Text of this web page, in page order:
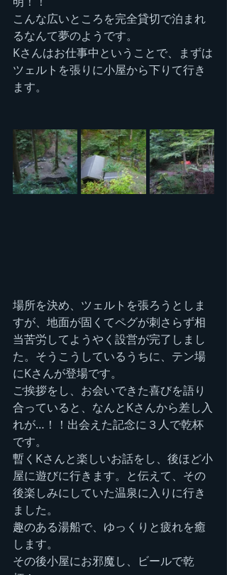
こんな広いところを完全貸切で泊まれ
るなんて夢のようです。
Kさんはお仕事中ということで、まずは
ツェルトを張りに小屋から下りて行き
ます。
場所を決め、ツェルトを張ろうとしま
すが、地面が固くてペグが刺さらず相
当苦労してようやく設営が完了しまし
た。そうこうしているうちに、テン場
にKさんが登場です。
ご挨拶をし、お会いできた喜びを語り
合っていると、なんとKさんから差し入
れが…！！出会えた記念に３人で乾杯
です。
暫くKさんと楽しいお話をし、後ほど小
屋に遊びに行きます。と伝えて、その
後楽しみにしていた温泉に入りに行き
ました。
趣のある湯船で、ゆっくりと疲れを癒
します。
その後小屋にお邪魔し、ビールで乾